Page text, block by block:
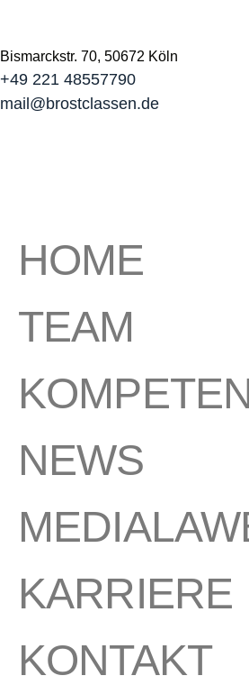
Bismarckstr. 70, 50672 Köln
+49 221 48557790
mail@brostclassen.de
HOME
TEAM
NEWS
KARRIERE
KONTAKT